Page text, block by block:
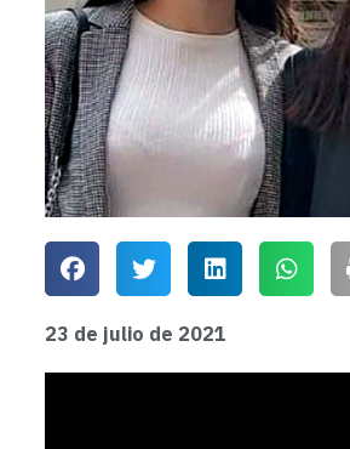
23 de julio de 2021